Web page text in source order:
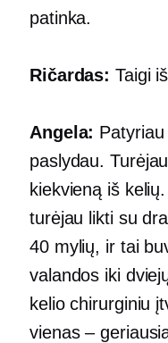
patinka.
Ričardas: Taigi
Angela:
paslydau.
kiekvieną iš
turėjau likti su
40 mylių, ir tai
valandos iki
kelio chirurginiu
vienas –